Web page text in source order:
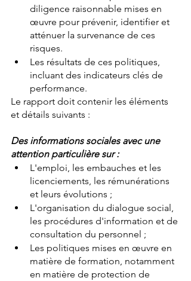
diligence raisonnable mises en
œuvre pour prévenir, identifier et
atténuer la survenance de ces
risques.
Les résultats de ces politiques,
incluant des indicateurs clés de
performance.
Le rapport doit contenir les éléments
et détails suivants :
Des informations sociales avec une
attention particulière sur :
L'emploi, les embauches et les
licenciements, les rémunérations
et leurs évolutions ;
L'organisation du dialogue social,
les procédures d'information et de
consultation du personnel ;
Les politiques mises en œuvre en
matière de formation, notamment
en matière de protection de